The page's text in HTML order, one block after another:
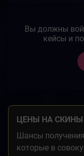
Вы должны
кейсы и
ЦЕНЫ НА СКИНЫ
Шансы
которые в